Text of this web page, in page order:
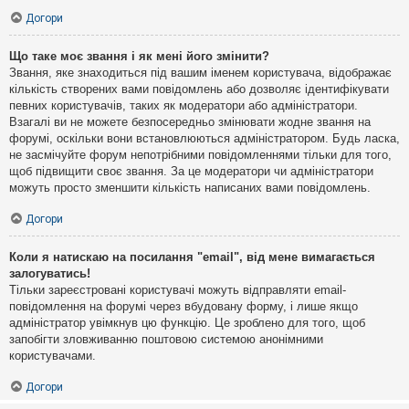
Догори
Що таке моє звання і як мені його змінити?
Звання, яке знаходиться під вашим іменем користувача, відображає
кількість створених вами повідомлень або дозволяє ідентифікувати
певних користувачів, таких як модератори або адміністратори.
Взагалі ви не можете безпосередньо змінювати жодне звання на
форумі, оскільки вони встановлюються адміністратором. Будь ласка,
не засмічуйте форум непотрібними повідомленнями тільки для того,
щоб підвищити своє звання. За це модератори чи адміністратори
можуть просто зменшити кількість написаних вами повідомлень.
Догори
Коли я натискаю на посилання "email", від мене вимагається
залогуватись!
Тільки зареєстровані користувачі можуть відправляти email-
повідомлення на форумі через вбудовану форму, і лише якщо
адміністратор увімкнув цю функцію. Це зроблено для того, щоб
запобігти зловживанню поштовою системою анонімними
користувачами.
Догори